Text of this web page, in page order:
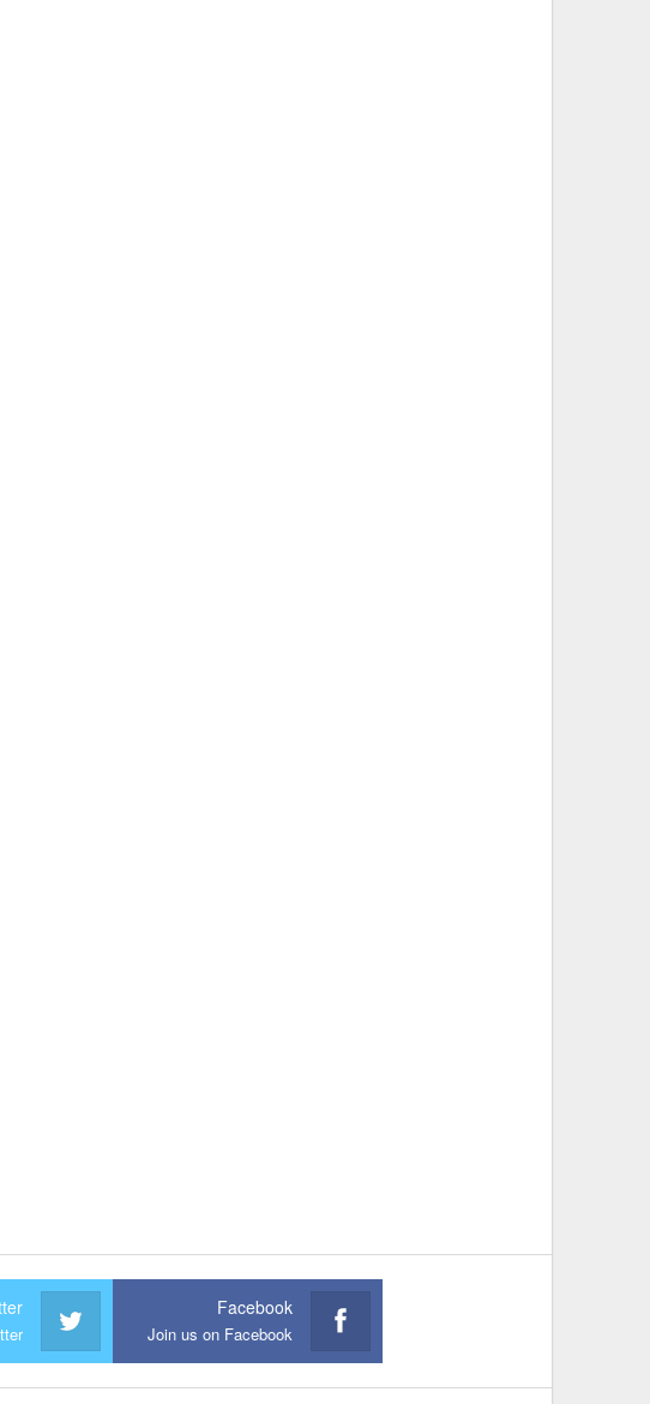
Facebook
Join us on Facebook